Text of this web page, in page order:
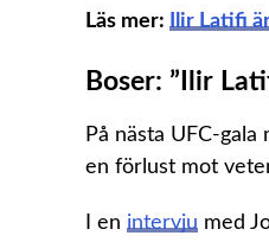
Läs mer: Ilir Latifi
Boser: ”Ilir
På nästa UFC-
en förlust mot
I en intervju med